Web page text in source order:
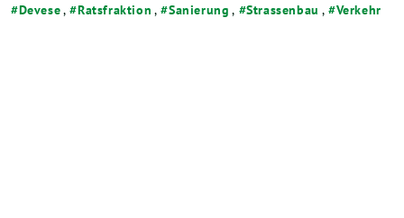
Devese, Ratsfraktion , Sanierung , Strassenbau , Verkehr